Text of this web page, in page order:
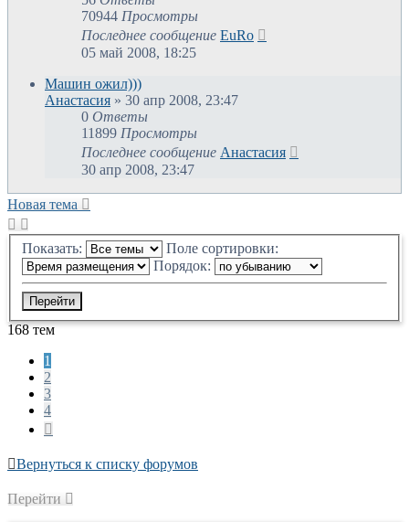
70944 Просмотры
Последнее сообщение EuRo
05 май 2008, 18:25
Машин ожил)))
Анастасия » 30 апр 2008, 23:47
0 Ответы
11899 Просмотры
Последнее сообщение Анастасия
30 апр 2008, 23:47
Новая тема
Показать:
Поле сортировки:
Порядок:
168 тем
1
2
3
4
Вернуться к списку форумов
Перейти